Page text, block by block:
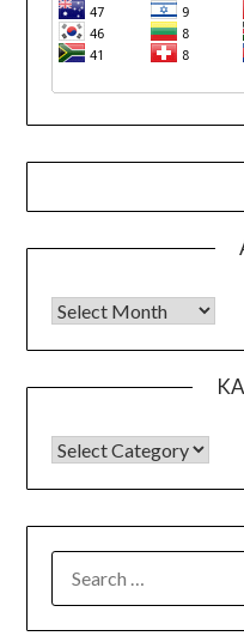
Arsip
KATEGORI
FOR: